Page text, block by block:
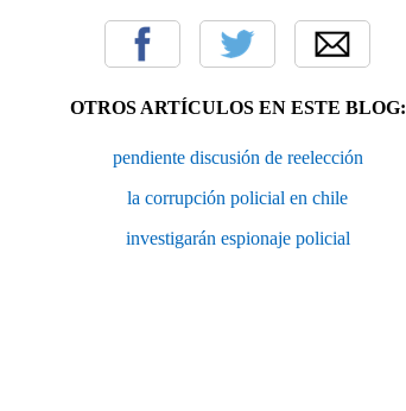
OTROS ARTÍCULOS EN ESTE BLOG:
pendiente discusión de reelección
la corrupción policial en chile
investigarán espionaje policial